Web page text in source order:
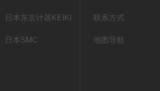
日本东京计器KEIKI
日本SMC
联系方式
地图导航